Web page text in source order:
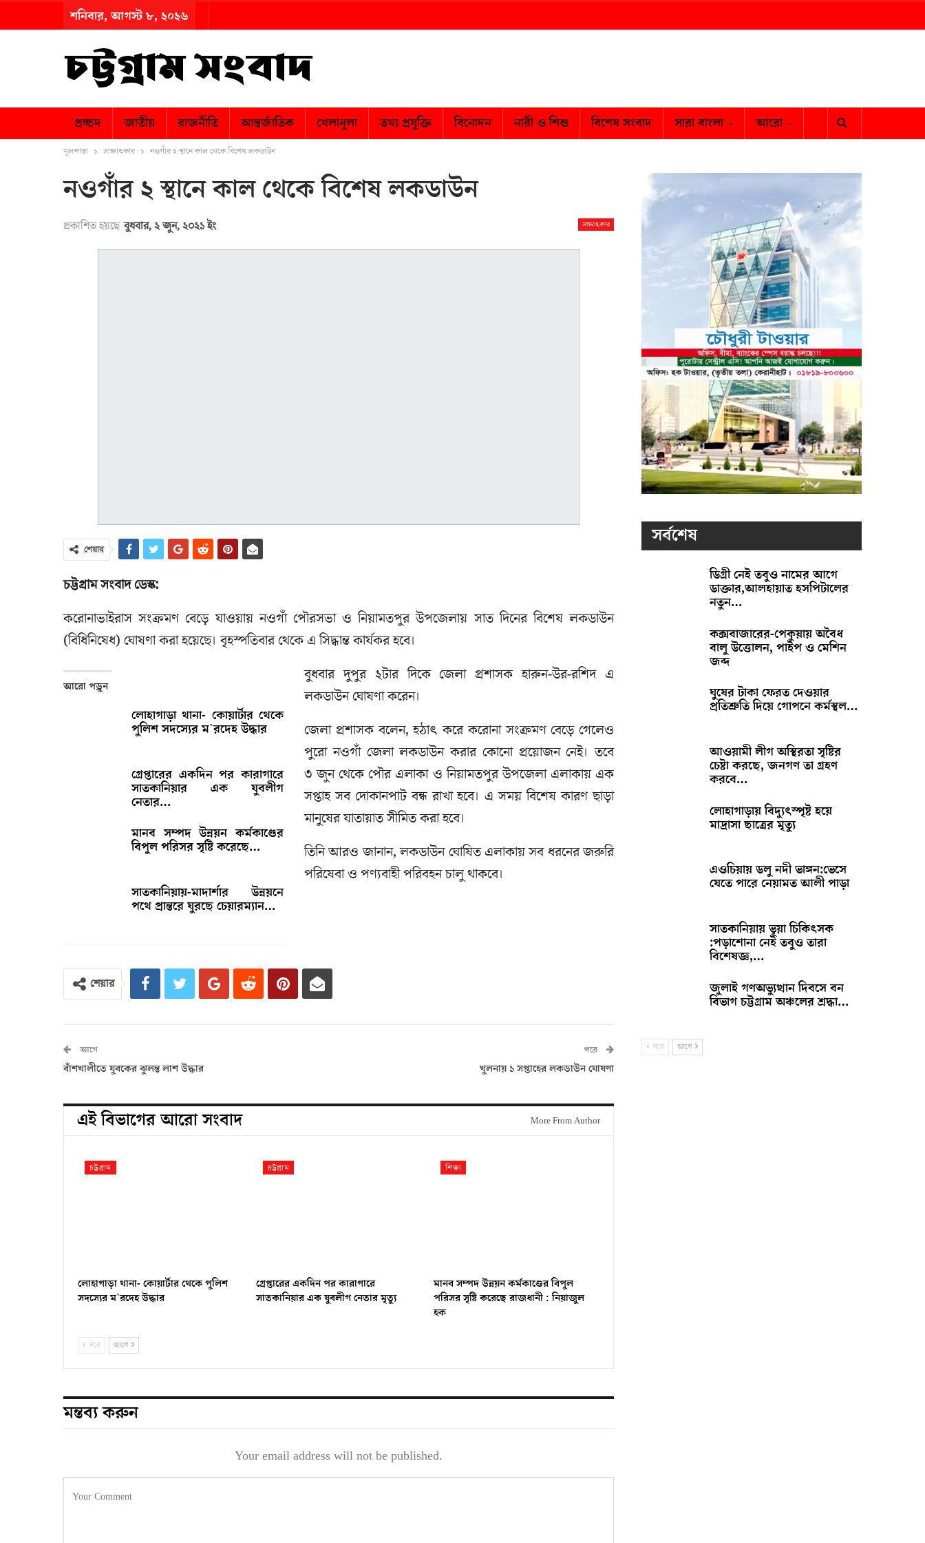
শনিবার, আগস্ট ৮, ২০২৬
প্রচ্ছদ জাতীয় রাজনীতি আন্তর্জাতিক খেলাধুলা তথ্য প্রযুক্তি বিনোদন নারী ও শিশু বিশেষ সংবাদ সারা বাংলা আরো
মূলপাতা সাক্ষাৎকার নওগাঁর ২ স্থানে কাল থেকে বিশেষ লকডাউন
নওগাঁর ২ স্থানে কাল থেকে বিশেষ লকডাউন
সাক্ষাৎকার
প্রকাশিত হয়ছে বুধবার, ২ জুন, ২০২১ ইং
শেয়ার
চট্টগ্রাম সংবাদ ডেস্ক:
করোনাভাইরাস সংক্রমণ বেড়ে যাওয়ায় নওগাঁ পৌরসভা ও নিয়ামতপুর উপজেলায় সাত দিনের বিশেষ লকডাউন
(বিধিনিষেধ) ঘোষণা করা হয়েছে। বৃহস্পতিবার থেকে এ সিদ্ধান্ত কার্যকর হবে।
আরো পড়ুন
লোহাগাড়া থানা- কোয়ার্টার থেকে
পুলিশ সদস্যের ম‍‍`রদেহ উদ্ধার
গ্রেপ্তারের একদিন পর কারাগারে
সাতকানিয়ার এক যুবলীগ
নেতার…
মানব সম্পদ উন্নয়ন কর্মকাণ্ডের
বিপুল পরিসর সৃষ্টি করেছে…
সাতকানিয়ায়-মাদার্শার উন্নয়নে
পথে প্রান্তরে ঘুরছে চেয়ারম্যান…
বুধবার দুপুর ২টার দিকে জেলা প্রশাসক হারুন-উর-রশিদ এ
লকডাউন ঘোষণা করেন।
জেলা প্রশাসক বলেন, হঠাৎ করে করোনা সংক্রমণ বেড়ে গেলেও
পুরো নওগাঁ জেলা লকডাউন করার কোনো প্রয়োজন নেই। তবে
৩ জুন থেকে পৌর এলাকা ও নিয়ামতপুর উপজেলা এলাকায় এক
সপ্তাহ সব দোকানপাট বন্ধ রাখা হবে। এ সময় বিশেষ কারণ ছাড়া
মানুষের যাতায়াত সীমিত করা হবে।
তিনি আরও জানান, লকডাউন ঘোষিত এলাকায় সব ধরনের জরুরি
পরিষেবা ও পণ্যবাহী পরিবহন চালু থাকবে।
শেয়ার
আগে
বাঁশখালীতে যুবকের ঝুলন্ত লাশ উদ্ধার
পরে
খুলনায় ১ সপ্তাহের লকডাউন ঘোষণা
এই বিভাগের আরো সংবাদ More From Author
চট্টগ্রাম
লোহাগাড়া থানা- কোয়ার্টার থেকে পুলিশ
সদস্যের ম‍‍`রদেহ উদ্ধার
চট্টগ্রাম
গ্রেপ্তারের একদিন পর কারাগারে
সাতকানিয়ার এক যুবলীগ নেতার মৃত্যু
শিক্ষা
মানব সম্পদ উন্নয়ন কর্মকাণ্ডের বিপুল
পরিসর সৃষ্টি করেছে রাজধানী : নিয়াজুল
হক
পরে আগে
মন্তব্য করুন
Your email address will not be published.
সর্বশেষ
ডিগ্রী নেই তবুও নামের আগে
ডাক্তার,আলহায়াত হসপিটালের
নতুন…
কক্সবাজারের-পেকুয়ায় অবৈধ
বালু উত্তোলন, পাইপ ও মেশিন
জব্দ
ঘুষের টাকা ফেরত দেওয়ার
প্রতিশ্রুতি দিয়ে গোপনে কর্মস্থল…
আওয়ামী লীগ অস্থিরতা সৃষ্টির
চেষ্টা করছে, জনগণ তা গ্রহণ
করবে…
লোহাগাড়ায় বিদ্যুৎস্পৃষ্ট হয়ে
মাদ্রাসা ছাত্রের মৃত্যু
এওচিয়ায় ডলু নদী ভাঙ্গন:ভেসে
যেতে পারে নেয়ামত আলী পাড়া
সাতকানিয়ায় ভূয়া চিকিৎসক
:পড়াশোনা নেই তবুও তারা
বিশেষজ্ঞ,…
জুলাই গণঅভ্যুত্থান দিবসে বন
বিভাগ চট্টগ্রাম অঞ্চলের শ্রদ্ধা…
পরে আগে